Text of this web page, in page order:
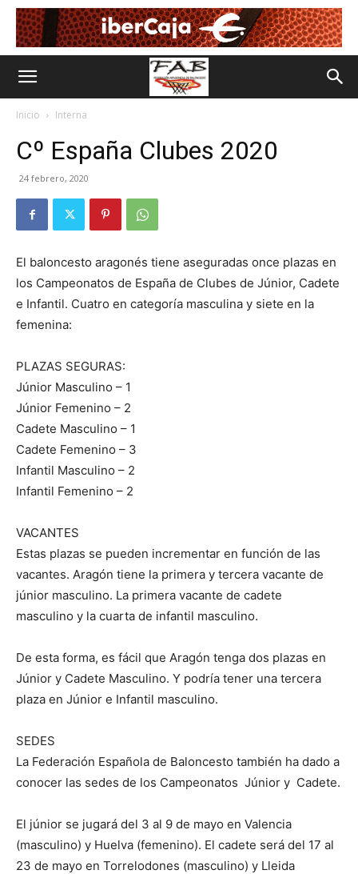
Inicio Interna
Cº España Clubes 2020
24 febrero, 2020
El baloncesto aragonés tiene aseguradas once plazas en
los Campeonatos de España de Clubes de Júnior, Cadete
e Infantil. Cuatro en categoría masculina y siete en la
femenina:
PLAZAS SEGURAS:
Júnior Masculino – 1
Júnior Femenino – 2
Cadete Masculino – 1
Cadete Femenino – 3
Infantil Masculino – 2
Infantil Femenino – 2
VACANTES
Estas plazas se pueden incrementar en función de las
vacantes. Aragón tiene la primera y tercera vacante de
júnior masculino. La primera vacante de cadete
masculino y la cuarta de infantil masculino.
De esta forma, es fácil que Aragón tenga dos plazas en
Júnior y Cadete Masculino. Y podría tener una tercera
plaza en Júnior e Infantil masculino.
SEDES
La Federación Española de Baloncesto también ha dado a
conocer las sedes de los Campeonatos Júnior y Cadete.
El júnior se jugará del 3 al 9 de mayo en Valencia
(masculino) y Huelva (femenino). El cadete será del 17 al
23 de mayo en Torrelodones (masculino) y Lleida